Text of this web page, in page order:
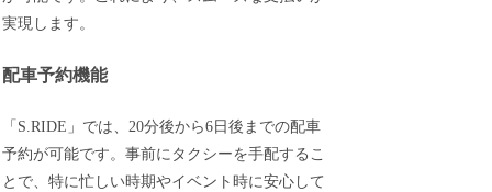
実現します。
配車予約機能
「S.RIDE」では、20分後から6日後までの配車
予約が可能です。事前にタクシーを手配するこ
とで、特に忙しい時期やイベント時に安心して